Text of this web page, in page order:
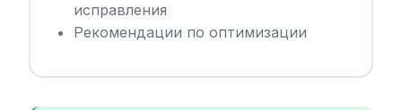
исправления
Рекомендации по оптимизации